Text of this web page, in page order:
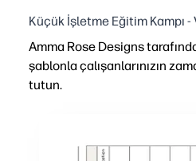
Küçük İşletme Eğitim Kampı
Amma Rose Designs
şablonla çalışanlarınızın
tutun.